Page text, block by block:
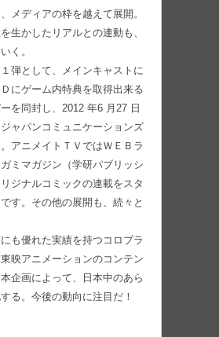
メディアの枠を越えて展開。
生かしたリアルとの連動も、
く。
弾として、メインキャストに
にゲーム内特典を取得出来る
を同封し、2012 年6 月27 日
ャパンコミュニケーションズ
アニメイトＴＶではＷＥＢラ
ミマガジン（学研パブリッシ
ジナルコミックの連載をスタ
す。その他の展開も、続々と
も優れた実績を持つコロプラ
映アニメーションのコンテン
企画によって、日本中のあら
る。今後の動向に注目だ！